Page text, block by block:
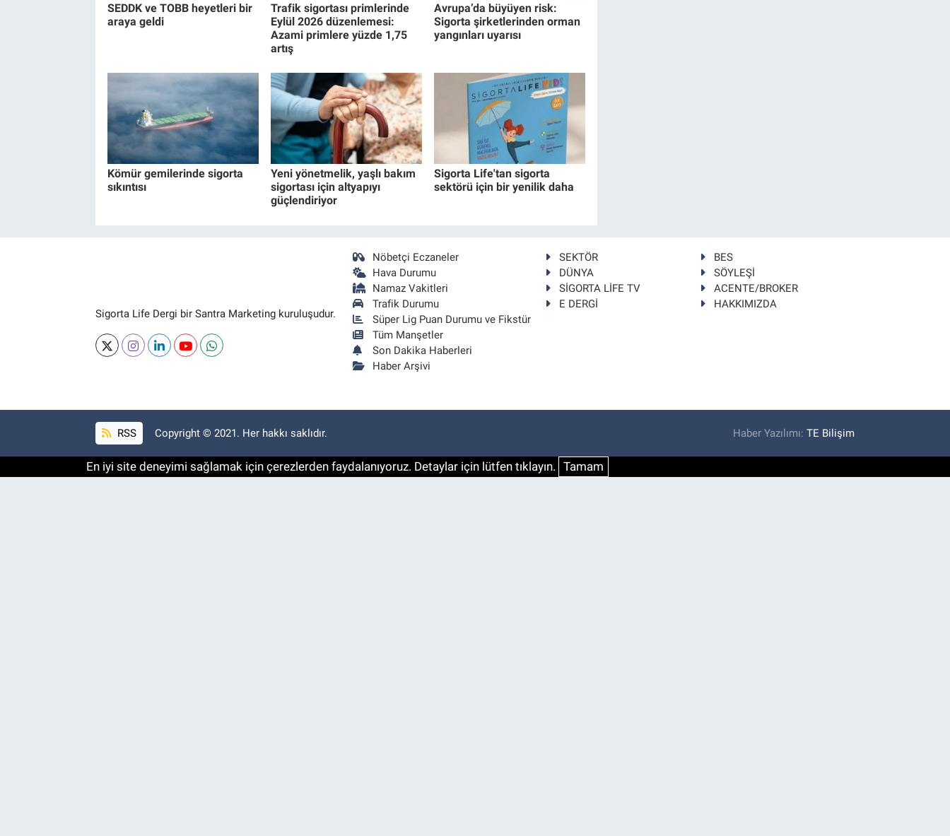
SEDDK ve TOBB heyetleri bir
araya geldi
Trafik sigortası primlerinde
Eylül 2026 düzenlemesi:
Azami primlere yüzde 1,75
artış
Avrupa’da büyüyen risk:
Sigorta şirketlerinden orman
yangınları uyarısı
Kömür gemilerinde sigorta
sıkıntısı
Yeni yönetmelik, yaşlı bakım
sigortası için altyapıyı
güçlendiriyor
Sigorta Life'tan sigorta
sektörü için bir yenilik daha
Sigorta Life Dergi bir Santra Marketing kuruluşudur.
Nöbetçi Eczaneler
Hava Durumu
Namaz Vakitleri
Trafik Durumu
Süper Lig Puan Durumu ve Fikstür
Tüm Manşetler
Son Dakika Haberleri
Haber Arşivi
SEKTÖR
BES
DÜNYA
SÖYLEŞİ
SİGORTA LİFE TV
ACENTE/BROKER
E DERGİ
HAKKIMIZDA
RSS Copyright © 2021. Her hakkı saklıdır. Haber Yazılımı:TE Bilişim
En iyi site deneyimi sağlamak için çerezlerden faydalanıyoruz. Detaylar için lütfen tıklayın. Tamam